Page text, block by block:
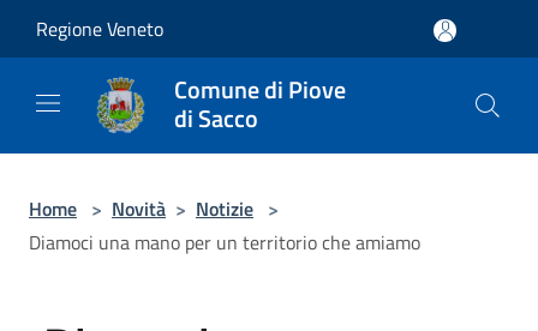
Regione Veneto
Comune di Piove
di Sacco
Home > Novità > Notizie >
Diamoci una mano per un territorio che amiamo